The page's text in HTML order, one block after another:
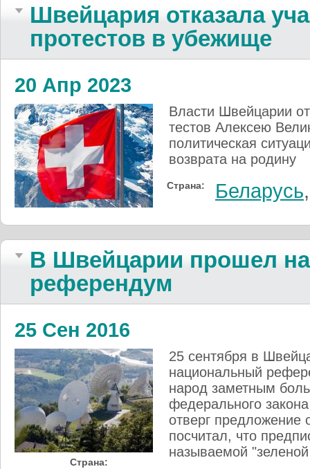
Швейцария отказала
протестов в убежище
20 Апр 2023
Власти Швей­царии
тес­тов Алек­сею
по­ли­ти­ческая
воз­врата на ро­дину
Страна: Беларусь
В Швейцарии прошел
референдум
25 Сен 2016
25 сентября в
национальный
народ заметным
федерального
отверг предложение
посчитал, что
называемой
Страна: